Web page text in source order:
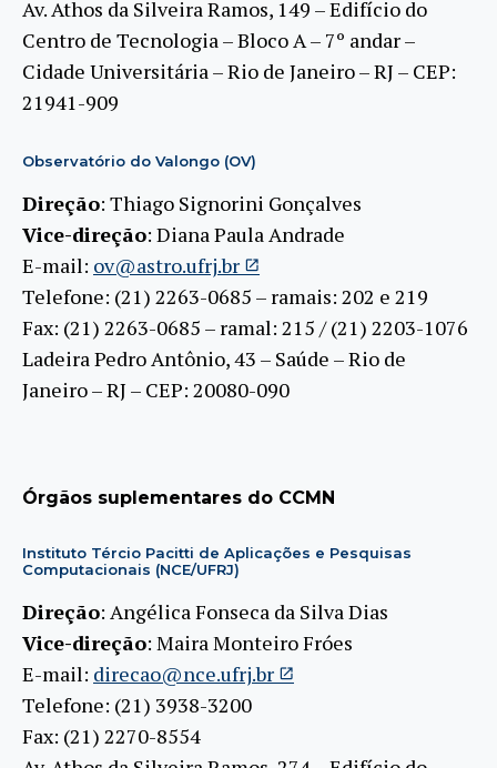
Av. Athos da Silveira Ramos, 149 – Edifício do
Centro de Tecnologia – Bloco A – 7º andar –
Cidade Universitária – Rio de Janeiro – RJ – CEP:
21941-909
Observatório do Valongo (OV)
Direção: Thiago Signorini Gonçalves
Vice-direção: Diana Paula Andrade
E-mail: ov@astro.ufrj.br
Telefone: (21) 2263-0685 – ramais: 202 e 219
Fax: (21) 2263-0685 – ramal: 215 / (21) 2203-1076
Ladeira Pedro Antônio, 43 – Saúde – Rio de
Janeiro – RJ – CEP: 20080-090
Órgãos suplementares do CCMN
Instituto Tércio Pacitti de Aplicações e Pesquisas
Computacionais (NCE/UFRJ)
Direção: Angélica Fonseca da Silva Dias
Vice-direção: Maira Monteiro Fróes
E-mail: direcao@nce.ufrj.br
Telefone: (21) 3938-3200
Fax: (21) 2270-8554